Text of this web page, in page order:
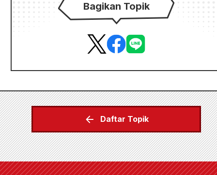
Bagikan Topik
Daftar Topik